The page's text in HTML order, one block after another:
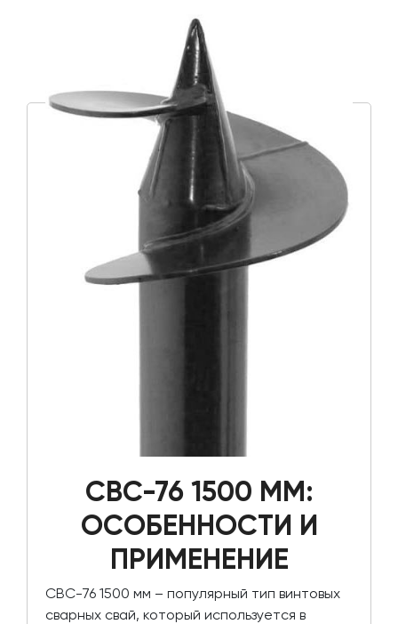
СВС-76 1500 ММ:
ОСОБЕННОСТИ И
ПРИМЕНЕНИЕ
СВС-76 1500 мм – популярный тип винтовых
сварных свай, который используется в